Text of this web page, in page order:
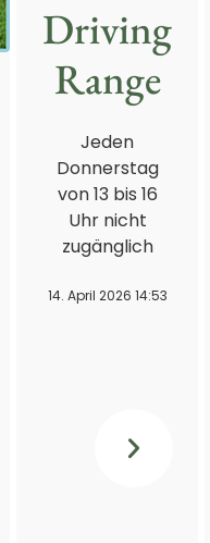
Driving
Range
Jeden
Donnerstag
von 13 bis 16
Uhr nicht
zugänglich
14. April 2026 14:53